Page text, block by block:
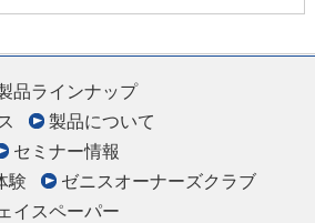
品ラインナップ
製品について
セミナー情報
験
ゼニスオーナーズクラブ
イスペーパー